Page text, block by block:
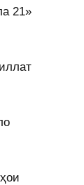
21»